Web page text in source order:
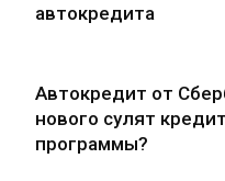
автокредита
Автокредит от
нового сулят
программы?